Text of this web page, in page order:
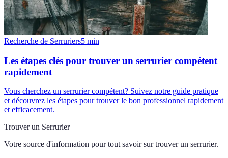
Recherche de Serruriers5 min
Les étapes clés pour trouver un serrurier compétent
rapidement
Vous cherchez un serrurier compétent? Suivez notre guide pratique
et découvrez les étapes pour trouver le bon professionnel rapidement
et efficacement.
Trouver un Serrurier
Votre source d'information pour tout savoir sur trouver un serrurier.